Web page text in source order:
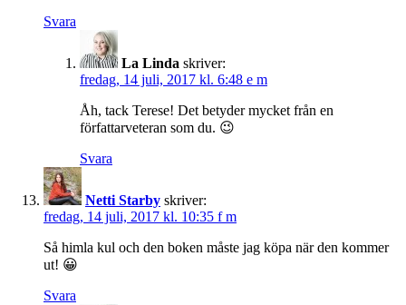
Svara
La Linda skriver:
fredag, 14 juli, 2017 kl. 6:48 e m
Åh, tack Terese! Det betyder mycket från en
författarveteran som du. 😉
Svara
Netti Starby skriver:
fredag, 14 juli, 2017 kl. 10:35 f m
Så himla kul och den boken måste jag köpa när den kommer
ut! 😀
Svara